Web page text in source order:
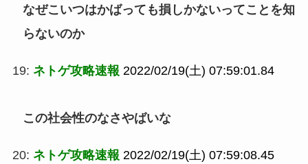
なぜこいつはかばっても損しかないってことを知
らないのか
19: ネトゲ攻略速報 2022/02/19(土) 07:59:01.84
この社会性のなさやばいな
20: ネトゲ攻略速報 2022/02/19(土) 07:59:08.45